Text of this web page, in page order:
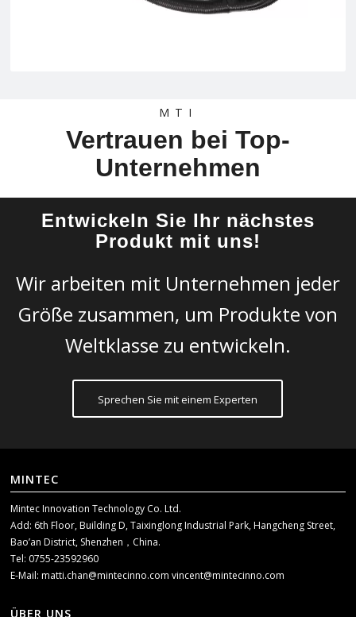
MTI
Vertrauen bei Top-
Unternehmen
Entwickeln Sie Ihr nächstes
Produkt mit uns!
Wir arbeiten mit Unternehmen jeder
Größe zusammen, um Produkte von
Weltklasse zu entwickeln.
Sprechen Sie mit einem Experten
MINTEC
Mintec Innovation Technology Co. Ltd.
Add: 6th Floor, Building D, Taixinglong Industrial Park, Hangcheng Street,
Bao’an District, Shenzhen，China.
Tel: 0755-23592960
E-Mail:matti.chan@mintecinno.comvincent@mintecinno.com
ÜBER UNS